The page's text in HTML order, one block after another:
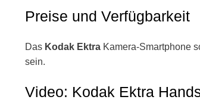
Preise und Verfügbarkeit
Das Kodak Ektra Kamera-Smartphone
sein.
Video: Kodak Ektra